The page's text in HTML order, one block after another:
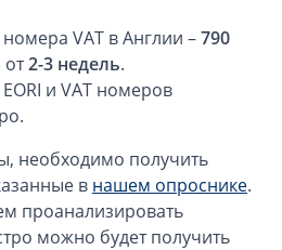
VAT в Англии –790
от2-3 недель.
и VAT номеров
необходимо получить
в нашем опроснике.
проанализировать
можно будет получить